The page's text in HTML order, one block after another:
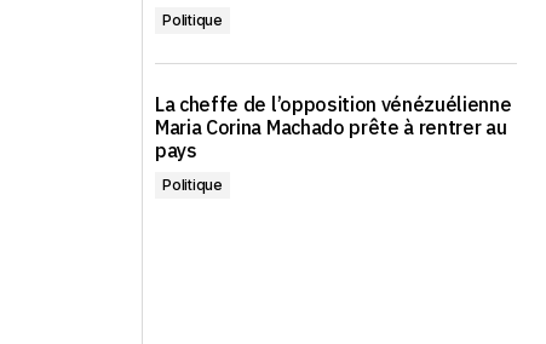
Politique
La cheffe de l’opposition vénézuélienne
Maria Corina Machado prête à rentrer au
pays
Politique